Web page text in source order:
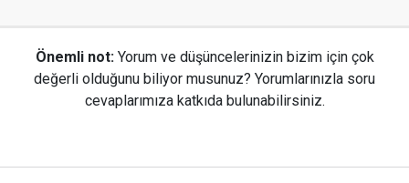
Önemli not: Yorum ve düşüncelerinizin bizim için çok
değerli olduğunu biliyor musunuz? Yorumlarınızla soru
cevaplarımıza katkıda bulunabilirsiniz.